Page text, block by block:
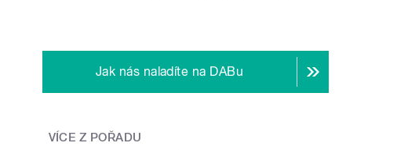
Jak nás naladíte na DABu
VÍCE Z POŘADU